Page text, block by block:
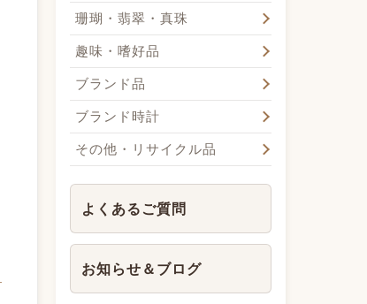
珊瑚・翡翠・真珠
趣味・嗜好品
ブランド品
ブランド時計
その他・リサイクル品
よくあるご質問
お知らせ＆ブログ